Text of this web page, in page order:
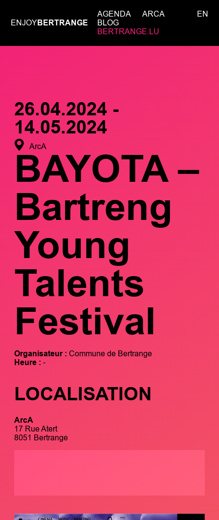
ENJOYBERTRANGE
AGENDA
ARCA
BLOG
BERTRANGE.LU
EN
26.04.2024 -
14.05.2024
ArcA
BAYOTA –
Bartreng
Young
Talents
Festival
Organisateur : Commune de Bertrange
Heure : -
LOCALISATION
ArcA
17 Rue Atert
8051 Bertrange